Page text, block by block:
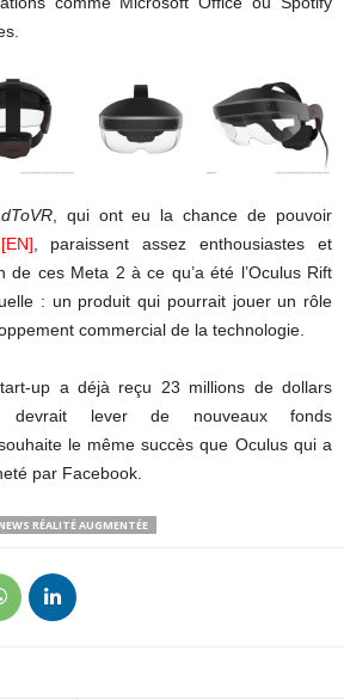
, qui ont eu la chance de pouvoir
, paraissent assez enthousiastes et
de ces Meta 2 à ce qu’a été l’Oculus Rift
: un produit qui pourrait jouer un rôle
commercial de la technologie.
up a déjà reçu 23 millions de dollars
devrait lever de nouveaux fonds
le même succès que Oculus qui a
par Facebook.
RÉALITÉ AUGMENTÉE